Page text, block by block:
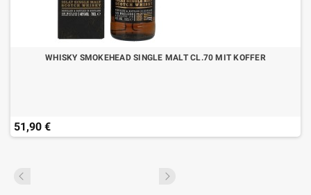
WHISKY SMOKEHEAD SINGLE MALT CL.70 MIT KOFFER
51,90 €